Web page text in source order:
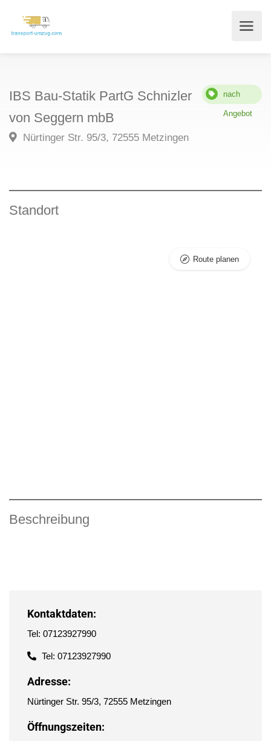
IBS Bau-Statik PartG Schnizler
von Seggern mbB
nach
Angebot
Nürtinger Str. 95/3, 72555 Metzingen
Standort
Route planen
Beschreibung
Kontaktdaten:
Tel: 07123927990
Tel: 07123927990
Adresse:
Nürtinger Str. 95/3, 72555 Metzingen
Öffnungszeiten: